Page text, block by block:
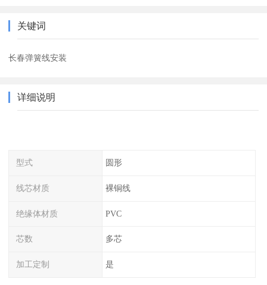
关键词
长春弹簧线安装
详细说明
型式 圆形
线芯材质 裸铜线
绝缘体材质 PVC
芯数 多芯
加工定制 是